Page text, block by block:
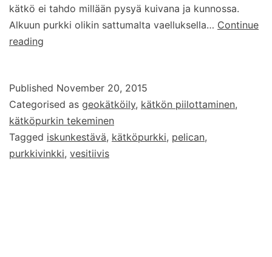
kätkö ei tahdo millään pysyä kuivana ja kunnossa.
Alkuun purkki olikin sattumalta vaelluksella… Continue
reading
ja
iskunkestävä
rasia
Published November 20, 2015
Categorised as geokätköily, kätkön piilottaminen,
kätköpurkin tekeminen
Tagged iskunkestävä, kätköpurkki, pelican,
purkkivinkki, vesitiivis